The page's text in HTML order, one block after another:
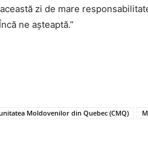
zi de mare
ne așteaptă.”
Moldovenilor din Quebec (CMQ)